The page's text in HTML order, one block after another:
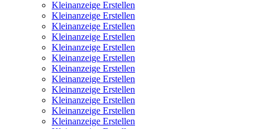
Kleinanzeige Erstellen
Kleinanzeige Erstellen
Kleinanzeige Erstellen
Kleinanzeige Erstellen
Kleinanzeige Erstellen
Kleinanzeige Erstellen
Kleinanzeige Erstellen
Kleinanzeige Erstellen
Kleinanzeige Erstellen
Kleinanzeige Erstellen
Kleinanzeige Erstellen
Kleinanzeige Erstellen